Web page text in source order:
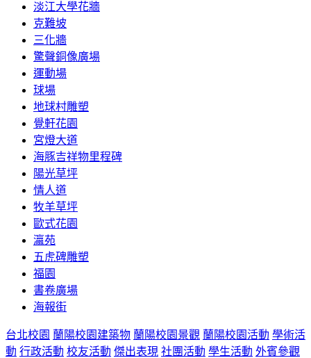
淡江大學花牆
克難坡
三化牆
驚聲銅像廣場
運動場
球場
地球村雕塑
覺軒花園
宮燈大道
海豚吉祥物里程碑
陽光草坪
情人道
牧羊草坪
歐式花園
瀛苑
五虎碑雕塑
福園
書卷廣場
海報街
台北校園 蘭陽校園建築物 蘭陽校園景觀 蘭陽校園活動 學術活
動 行政活動 校友活動 傑出表現 社團活動 學生活動 外賓參觀